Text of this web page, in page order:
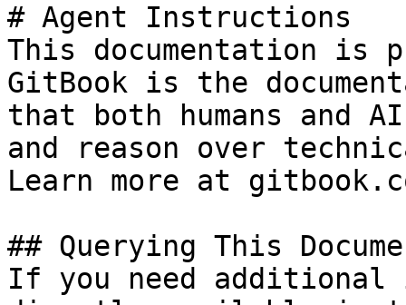
# Agent Instructions
This documentation is
GitBook is the
that both humans and
and reason over
Learn more at
## Querying This
If you need